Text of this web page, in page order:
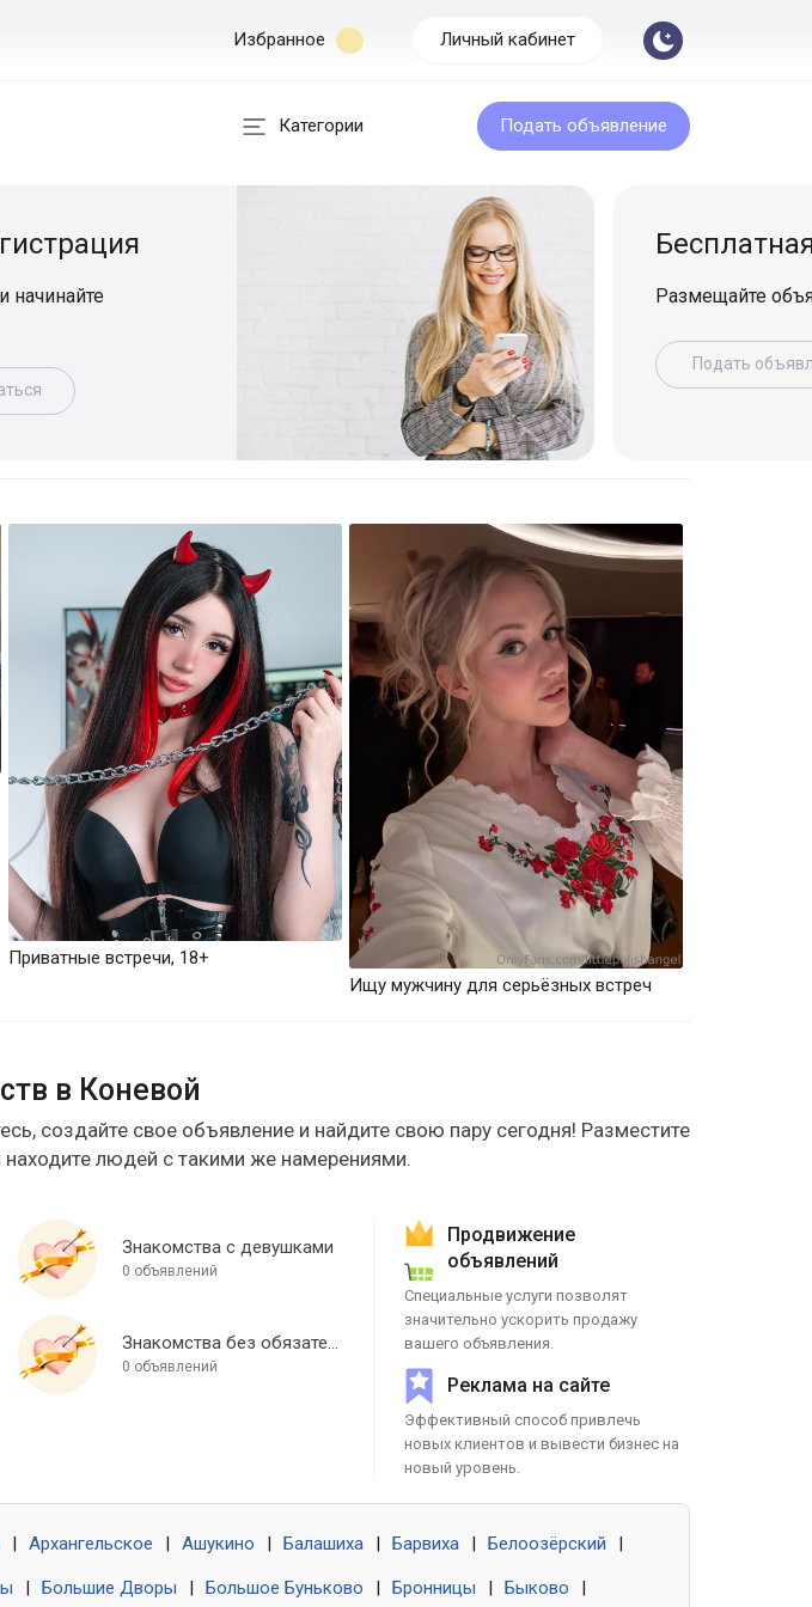
Избранное Личный кабинет
Категории Подать объявление
Бесплатная подача
Размещайте объявление легко и
Подать объявление
Приватные встречи, 18+
Ищу мужчину для серьёзных встреч
в Коневой
создайте свое объявление и найдите свою пару сегодня! Разместите
находите людей с такими же намерениями.
Знакомства с девушками
0 объявлений
Знакомства без обязательств
0 объявлений
Продвижение
объявлений
Специальные услуги позволят
значительно ускорить продажу
вашего объявления.
Реклама на сайте
Эффективный способ привлечь
новых клиентов и вывести бизнес на
новый уровень.
Архангельское Ашукино Балашиха Барвиха Белоозёрский
Большие Дворы Большое Буньково Бронницы Быково